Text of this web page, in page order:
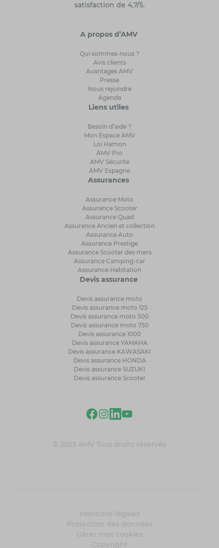
satisfaction de 4,7/5.
A propos d’AMV
Qui sommes-nous ?
Avis clients
Avantages AMV
Presse
Nous rejoindre
Agenda
Liens utiles
Besoin d’aide ?
Mon Espace AMV
Loi Hamon
AMV Pro
AMV Sécurité
AMV Espagne
Assurances
Assurance Moto
Assurance Scooter
Assurance Quad
Assurance Ancien et collection
Assurance Auto
Assurance Prestige
Assurance Scooter des mers
Assurance Camping-car
Assurance Habitation
Devis assurance
Devis assurance moto
Devis assurance moto 125
Devis assurance moto 500
Devis assurance moto 750
Devis assurance 1000
Devis assurance YAMAHA
Devis assurance KAWASAKI
Devis assurance HONDA
Devis assurance SUZUKI
Devis assurance Scooter
© 2025 AMV Tous droits réservés
Mentions légales
Protection des données
Gérer mes cookies
Copyright